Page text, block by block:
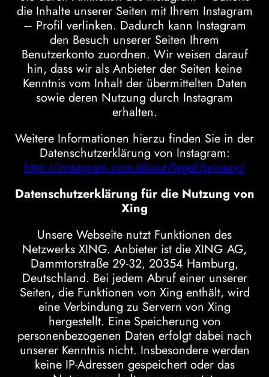
die Inhalte unserer Seiten mit Ihrem Instagram
– Profil verlinken. Dadurch kann Instagram
den Besuch unserer Seiten Ihrem
Benutzerkonto zuordnen. Wir weisen darauf
hin, dass wir als Anbieter der Seiten keine
Kenntnis vom Inhalt der übermittelten Daten
sowie deren Nutzung durch Instagram
erhalten.
Weitere Informationen hierzu finden Sie in der
Datenschutzerklärung von Instagram:
http://instagram.com/about/legal/privacy/
Datenschutzerklärung für die Nutzung von
Xing
Unsere Webseite nutzt Funktionen des
Netzwerks XING. Anbieter ist die XING AG,
Dammtorstraße 29-32, 20354 Hamburg,
Deutschland. Bei jedem Abruf einer unserer
Seiten, die Funktionen von Xing enthält, wird
eine Verbindung zu Servern von Xing
hergestellt. Eine Speicherung von
personenbezogenen Daten erfolgt dabei nach
unserer Kenntnis nicht. Insbesondere werden
keine IP-Adressen gespeichert oder das